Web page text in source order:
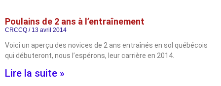
Poulains de 2 ans à l’entraînement
CRCCQ 13 avril 2014
Voici un aperçu des novices de 2 ans entraînés en sol québécois
qui débuteront, nous l’espérons, leur carrière en 2014.
Lire la suite »